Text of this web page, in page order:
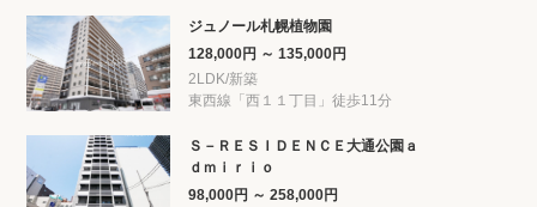
ジュノール札幌植物園
128,000円 ～ 135,000円
2LDK/新築
東西線「西１１丁目」徒歩11分
Ｓ－ＲＥＳＩＤＥＮＣＥ大通公園ａ
ｄｍｉｒｉｏ
98,000円 ～ 258,000円